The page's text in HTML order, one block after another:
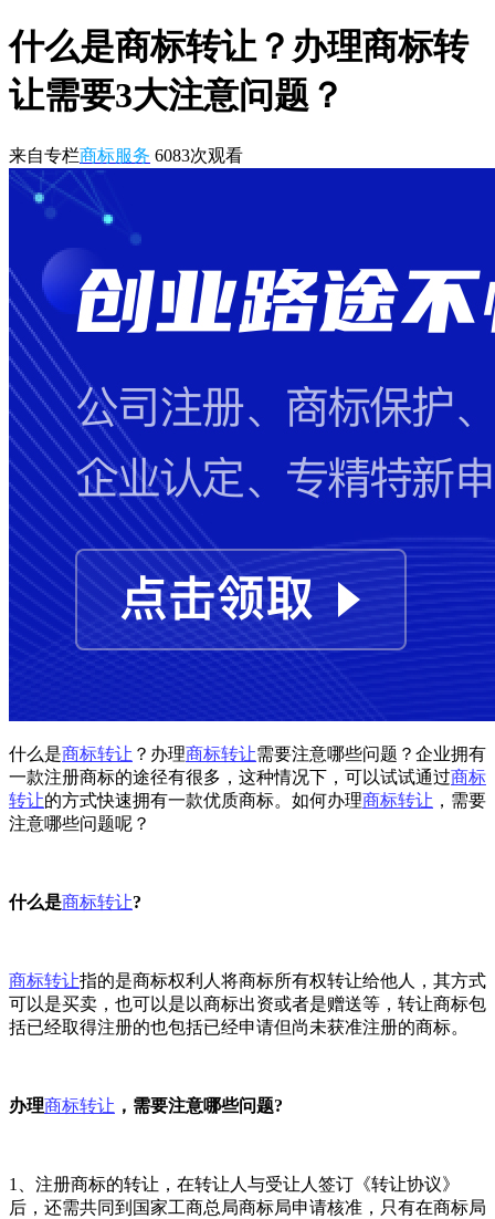
什么是商标转让？办理商标转
让需要3大注意问题？
来自专栏商标服务 6083次观看
什么是商标转让 ？办理商标转让需要注意哪些问题？企业拥有
一款注册商标的途径有很多，这种情况下，可以试试通过商标
转让的方式快速拥有一款优质商标。如何办理商标转让 ，需要
注意哪些问题呢？
什么是商标转让?
商标转让指的是商标权利人将商标所有权转让给他人，其方式
可以是买卖，也可以是以商标出资或者是赠送等，转让商标包
括已经取得注册的也包括已经申请但尚未获准注册的商标。
办理商标转让 ，需要注意哪些问题?
1、注册商标的转让，在转让人与受让人签订《转让协议》
后，还需共同到国家工商总局商标局申请核准，只有在商标局